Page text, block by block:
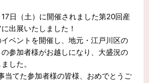
日（土）に開催されました第20回産
出展いたしました！
ベントを開催し、地元・江戸川区の
参加者様がお越しになり、大盛況の
した。
当てた参加者様の皆様、おめでとうご